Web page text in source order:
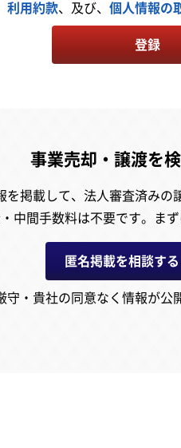
利用約款、及び、 個人情報の
登録
事業売却・譲渡を
を掲載して、 法人審査済みの
中間手数料は不要です。
ま
匿名掲載を相談する
守・貴社の同意なく情報が公